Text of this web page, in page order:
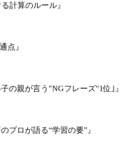
計算のルール』
点』
の親が言う"NGフレーズ"1位｣』
プロが語る“学習の要”』